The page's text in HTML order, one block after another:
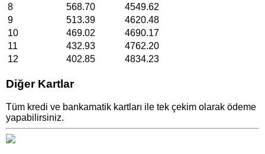
8
568.70
4549.62
9
513.39
4620.48
10
469.02
4690.17
11
432.93
4762.20
12
402.85 4834.23
Diğer Kartlar
Tüm kredi ve bankamatik kartları ile tek çekim olarak ödeme
yapabilirsiniz.